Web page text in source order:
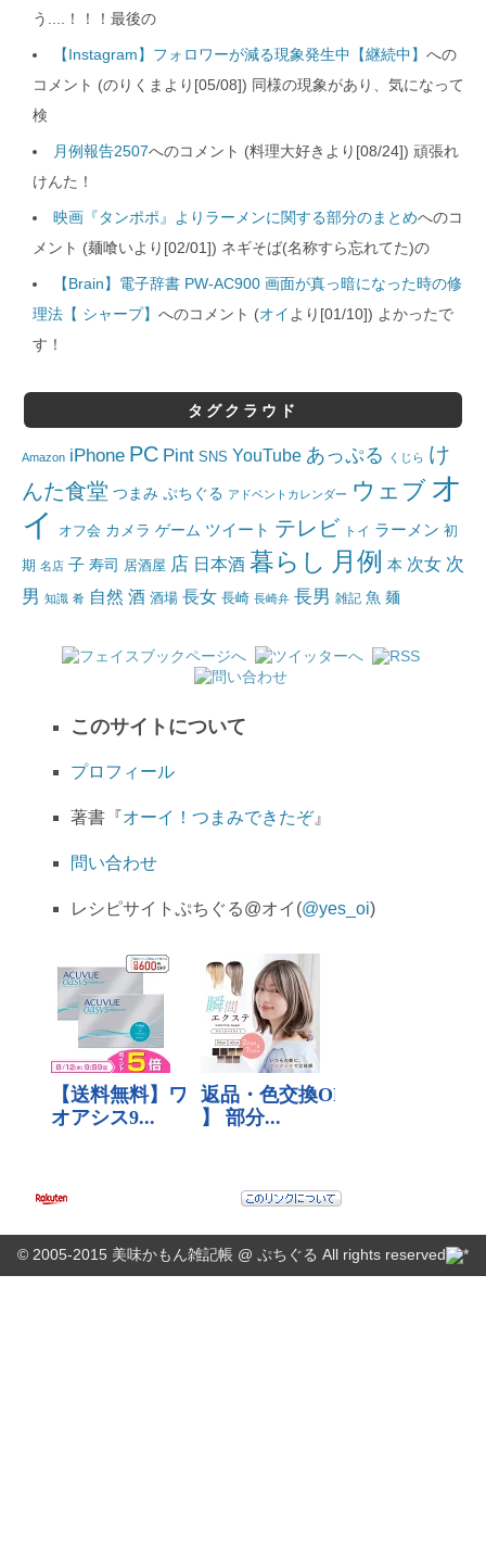
う....！！！最後の
【Instagram】フォロワーが減る現象発生中【継続中】への
コメント (のりくまより[05/08]) 同様の現象があり、気になって
検
月例報告2507へのコメント (料理大好きより[08/24]) 頑張れ
けんた！
映画『タンポポ』よりラーメンに関する部分のまとめへのコ
メント (麺喰いより[02/01]) ネギそば(名称すら忘れてた)の
【Brain】電子辞書 PW-AC900 画面が真っ暗になった時の修
理法【 シャープ】 へのコメント (オイより[01/10]) よかったで
す！
タグクラウド
Amazon iPhone PC Pint SNS YouTube あっぷる くじら け
んた食堂 つまみ ぷちぐる アドベントカレンダー ウェブ オ
イ
オフ会 カメラ ゲーム ツイート テレビ トイ ラーメン 初
期 名店 子 寿司 居酒屋 店 日本酒 暮らし 月例 本 次女 次
男 知識 肴 自然 酒 酒場 長女 長崎 長崎弁 長男 雑記 魚 麺
このサイトについて
プロフィール
著書『オーイ！つまみできたぞ』
問い合わせ
レシピサイトぷちぐる@オイ(@yes_oi)
© 2005-2015 美味かもん雑記帳 @ ぷちぐる All rights reserved